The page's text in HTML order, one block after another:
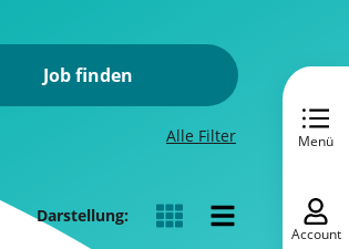
Job finden
Alle Filter
Darstellung:
Menü
Account